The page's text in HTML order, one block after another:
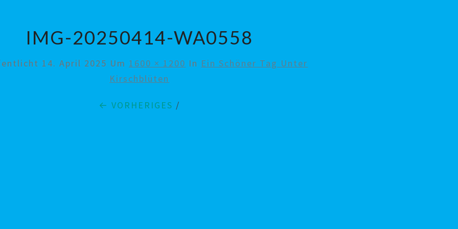
IMG-20250414-WA0558
14. April 2025 Um 1600 × 1200 In Ein Schöner Tag Unter
Kirschblüten
← VORHERIGES /